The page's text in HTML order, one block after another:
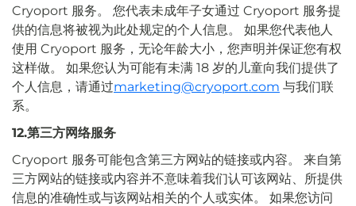
Cryoport 服务。 您代表未成年子女通过 Cryoport 服务提
供的信息将被视为此处规定的个人信息。 如果您代表他人
使用 Cryoport 服务，无论年龄大小，您声明并保证您有权
这样做。 如果您认为可能有未满 18 岁的儿童向我们提供了
个人信息，请通过marketing@cryoport.com 与我们联
系。
12.第三方网络服务
Cryoport 服务可能包含第三方网站的链接或内容。 来自第
三方网站的链接或内容并不意味着我们认可该网站、所提供
信息的准确性或与该网站相关的个人或实体。 如果您访问